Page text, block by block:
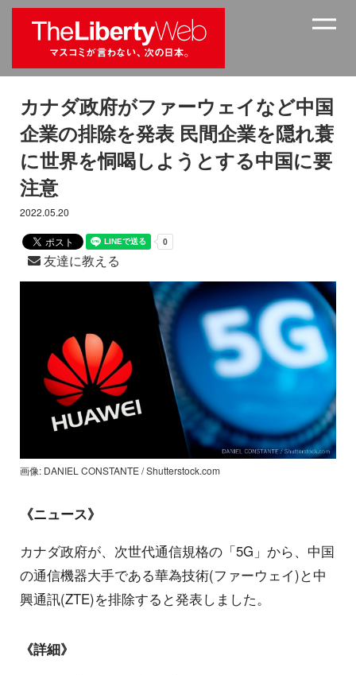
カナダ政府がファーウェイなど中国
企業の排除を発表 民間企業を隠れ蓑
に世界を恫喝しようとする中国に要
注意
2022.05.20
友達に教える
画像: DANIEL CONSTANTE / Shutterstock.com
《ニュース》
カナダ政府が、次世代通信規格の「5G」から、中国
の通信機器大手である華為技術(ファーウェイ)と中
興通訊(ZTE)を排除すると発表しました。
《詳細》